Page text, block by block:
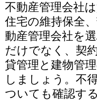
不動産管理会社
住宅の維持保全
動産管理会社を
だけでなく、契
貸管理と建物管
しましょう。不
ついても確認す